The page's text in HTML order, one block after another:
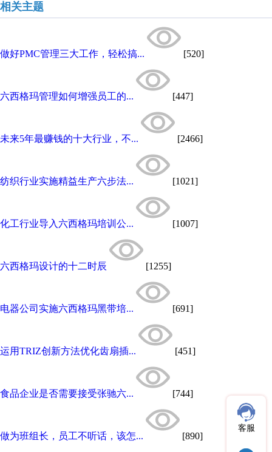
相关主题
做好PMC管理三大工作，轻松搞... [520]
六西格玛管理如何增强员工的... [447]
未来5年最赚钱的十大行业，不... [2466]
纺织行业实施精益生产六步法... [1021]
化工行业导入六西格玛培训公... [1007]
六西格玛设计的十二时辰 [1255]
电器公司实施六西格玛黑带培... [691]
运用TRIZ创新方法优化齿扇插... [451]
食品企业是否需要接受张驰六... [744]
做为班组长，员工不听话，该怎... [890]
客服